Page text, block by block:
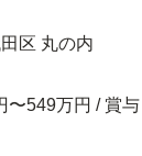
区 丸の内
〜549万円 / 賞与